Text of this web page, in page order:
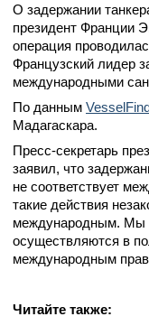
О задержании
президент Франции
операция
Французский лидер
международными
По данным
Мадагаскара.
Пресс-секретарь
заявил, что
не соответствует
такие действия
международным. Мы
осуществляются в
международным
Читайте также: